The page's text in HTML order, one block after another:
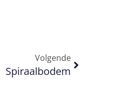
Volgende
Spiraalbodem